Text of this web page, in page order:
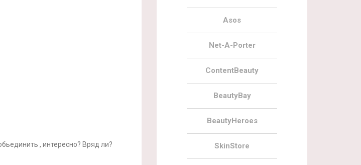
, интересно? Вряд ли?
Asos
Net-A-Porter
ContentBeauty
BeautyBay
BeautyHeroes
SkinStore